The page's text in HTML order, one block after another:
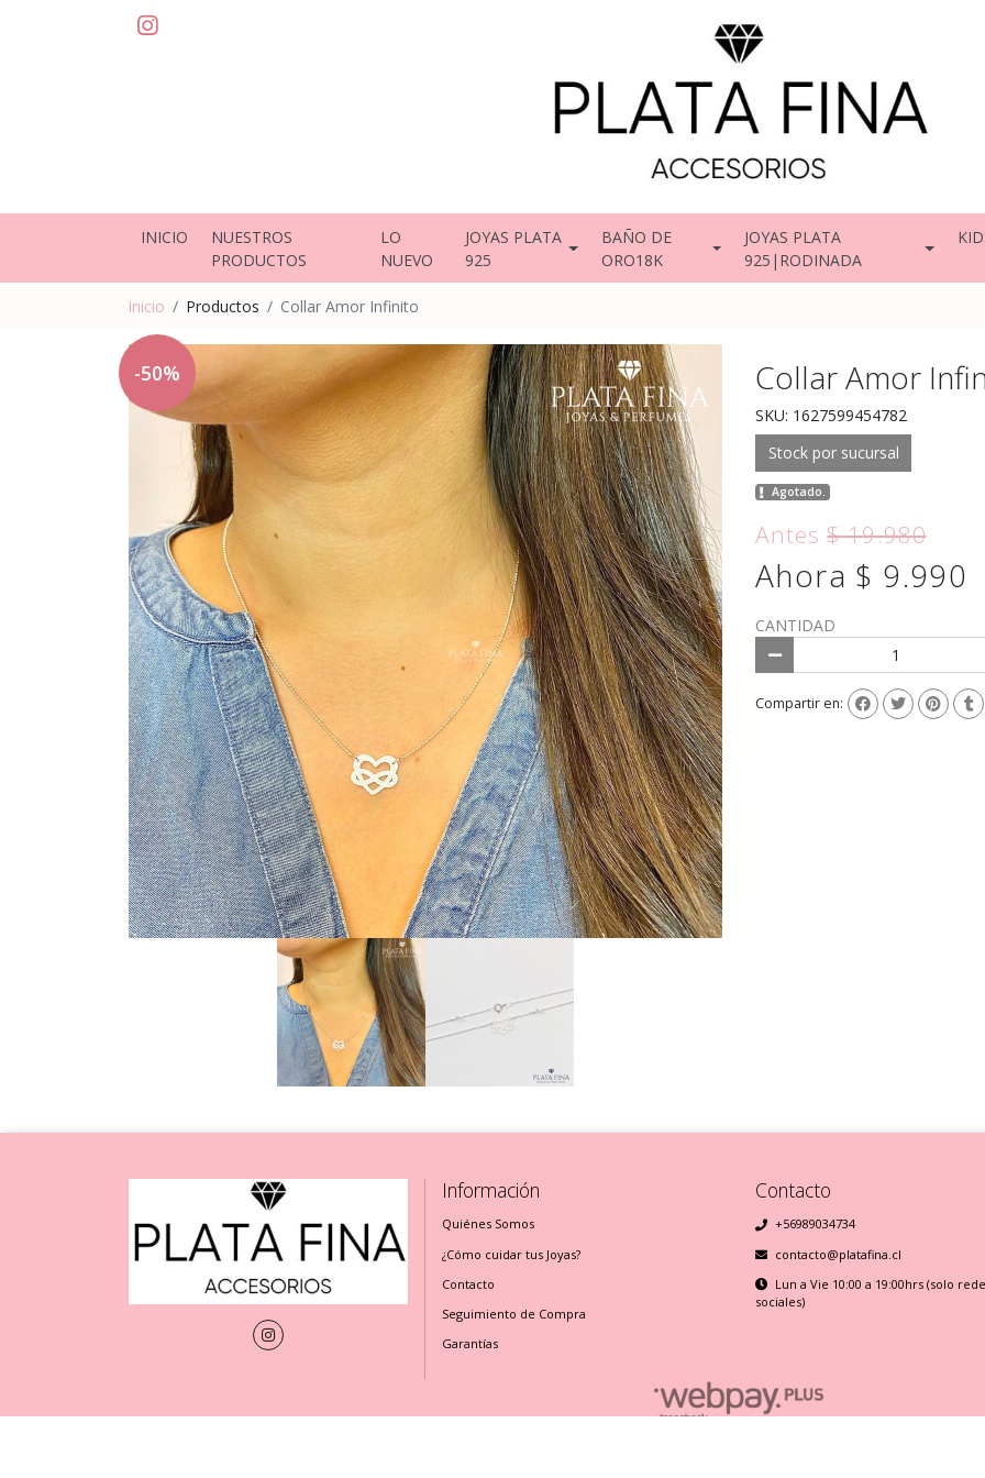
INICIO
NUESTROS
PRODUCTOS
LO
NUEVO
JOYAS PLATA
925
BAÑO DE
ORO18K
JOYAS PLATA
925|RODINADA
Inicio Productos Collar Amor Infinito
-50% Collar Amor
SKU: 1627599454782
Stock por sucursal
Agotado.
Antes$ 19.980
Ahora $ 9.990
CANTIDAD
Compartir en:
Información
Quiénes Somos
¿Cómo cuidar tus Joyas?
Contacto
Seguimiento de Compra
Garantías
Contacto
+56989034734
contacto@platafina.cl
Lun a Vie 10:00 a 19:00hrs (solo
sociales)